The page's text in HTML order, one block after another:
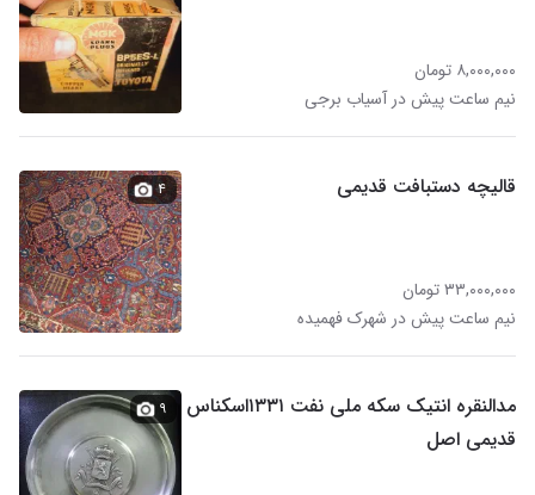
۸,۰۰۰,۰۰۰ تومان
نیم ساعت پیش در آسیاب برجی
قالیچه دستبافت قدیمی
۳۳,۰۰۰,۰۰۰ تومان
نیم ساعت پیش در شهرک فهمیده
۴
مدالنقره انتیک سکه ملی نفت ۱۳۳۱اسکناس
قدیمی اصل
۹